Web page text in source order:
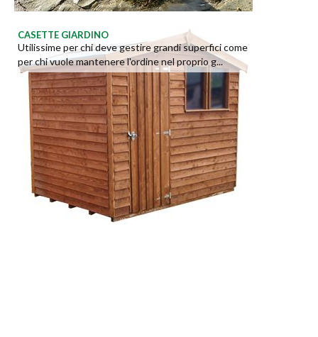
CASETTE GIARDINO
Utilissime per chi deve gestire grandi superfici come
per chi vuole mantenere l'ordine nel proprio g...